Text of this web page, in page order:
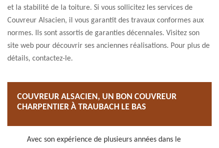
et la stabilité de la toiture. Si vous sollicitez les services de
Couvreur Alsacien, il vous garantit des travaux conformes aux
normes. Ils sont assortis de garanties décennales. Visitez son
site web pour découvrir ses anciennes réalisations. Pour plus de
détails, contactez-le.
COUVREUR ALSACIEN, UN BON COUVREUR
CHARPENTIER À TRAUBACH LE BAS
Avec son expérience de plusieurs années dans le